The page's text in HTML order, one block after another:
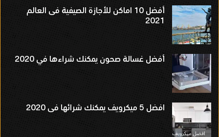
أفضل 10 اماكن للأجازة الصيفية فى العالم
2021
أفضل غسالة صحون يمكنك شراءها في 2020
افضل 5 ميكرويف يمكنك شرائها فى 2020